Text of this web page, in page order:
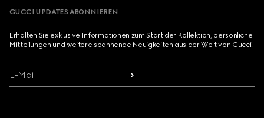
GUCCI UPDATES ABONNIEREN
Erhalten Sie exklusive Informationen zum Start der Kollektion, persönliche
Mitteilungen und weitere spannende Neuigkeiten aus der Welt von Gucci.
E-Mail